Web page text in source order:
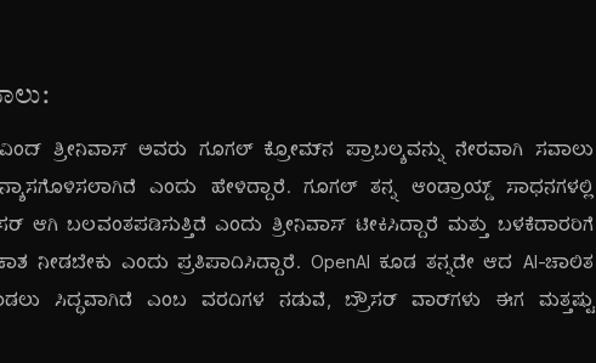
ಶ್ರೀನಿವಾಸ್ ಅವರು ಗೂಗಲ್ ಕ್ರೋಮ್‌ನ ಪ್ರಾಬಲ್ಯವನ್ನು ನೇರವಾಗಿ ಸವಾಲು
ಎಂದು ಹೇಳಿದ್ದಾರೆ. ಗೂಗಲ್ ತನ್ನ ಆಂಡ್ರಾಯ್ಡ್ ಸಾಧನಗಳಲ್ಲಿ
ಆಗಿ ಬಲವಂತಪಡಿಸುತ್ತಿದೆ ಎಂದು ಶ್ರೀನಿವಾಸ್ ಟೀಕಿಸಿದ್ದಾರೆ ಮತ್ತು ಬಳಕೆದಾರರಿಗೆ
ನೀಡಬೇಕು ಎಂದು ಪ್ರತಿಪಾದಿಸಿದ್ದಾರೆ. OpenAI ಕೂಡ ತನ್ನದೇ ಆದ AI-ಚಾಲಿತ
ಸಿದ್ಧವಾಗಿದೆ ಎಂಬ ವರದಿಗಳ ನಡುವೆ, ಬ್ರೌಸರ್ ವಾರ್‌ಗಳು ಈಗ ಮತ್ತಷ್ಟು